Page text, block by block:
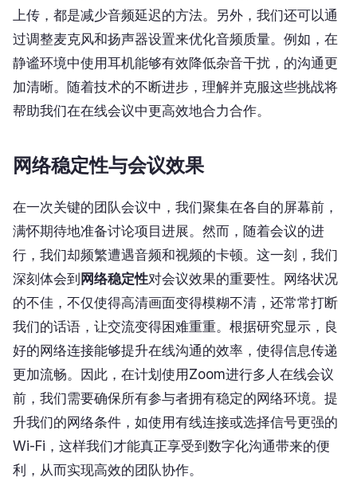
上传，都是减少音频延迟的方法。另外，我们还可以通
过调整麦克风和扬声器设置来优化音频质量。例如，在
静谧环境中使用耳机能够有效降低杂音干扰，的沟通更
加清晰。随着技术的不断进步，理解并克服这些挑战将
帮助我们在在线会议中更高效地合力合作。
网络稳定性与会议效果
在一次关键的团队会议中，我们聚集在各自的屏幕前，
满怀期待地准备讨论项目进展。然而，随着会议的进
行，我们却频繁遭遇音频和视频的卡顿。这一刻，我们
深刻体会到网络稳定性对会议效果的重要性。网络状况
的不佳，不仅使得高清画面变得模糊不清，还常常打断
我们的话语，让交流变得困难重重。根据研究显示，良
好的网络连接能够提升在线沟通的效率，使得信息传递
更加流畅。因此，在计划使用Zoom进行多人在线会议
前，我们需要确保所有参与者拥有稳定的网络环境。提
升我们的网络条件，如使用有线连接或选择信号更强的
Wi-Fi，这样我们才能真正享受到数字化沟通带来的便
利，从而实现高效的团队协作。